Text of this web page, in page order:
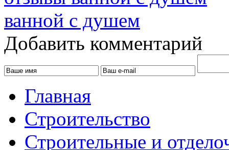
ванной с душем
Добавить комментарий
Главная
Строительство
Строительные и